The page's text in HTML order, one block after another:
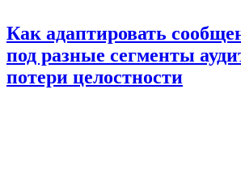
Как адаптировать
под разные сегменты
потери целостности